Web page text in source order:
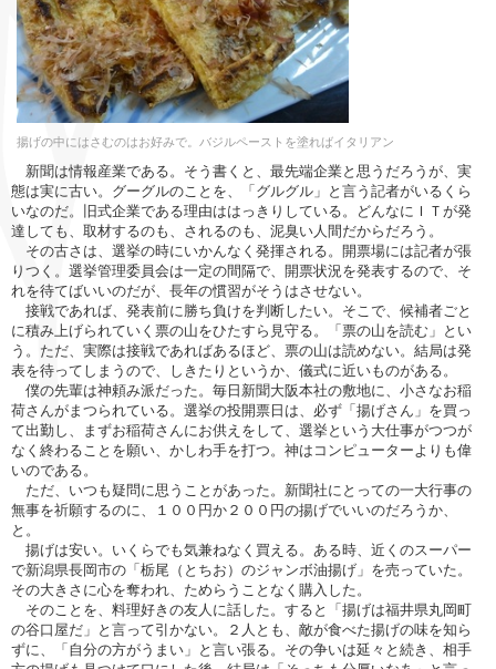
揚げの中にはさむのはお好みで。バジルペーストを塗ればイタリアン
新聞は情報産業である。そう書くと、最先端企業と思うだろうが、実
態は実に古い。グーグルのことを、「グルグル」と言う記者がいるくら
いなのだ。旧式企業である理由ははっきりしている。どんなにＩＴが発
達しても、取材するのも、されるのも、泥臭い人間だからだろう。
その古さは、選挙の時にいかんなく発揮される。開票場には記者が張
りつく。選挙管理委員会は一定の間隔で、開票状況を発表するので、そ
れを待てばいいのだが、長年の慣習がそうはさせない。
接戦であれば、発表前に勝ち負けを判断したい。そこで、候補者ごと
に積み上げられていく票の山をひたすら見守る。「票の山を読む」とい
う。ただ、実際は接戦であればあるほど、票の山は読めない。結局は発
表を待ってしまうので、しきたりというか、儀式に近いものがある。
僕の先輩は神頼み派だった。毎日新聞大阪本社の敷地に、小さなお稲
荷さんがまつられている。選挙の投開票日は、必ず「揚げさん」を買っ
て出勤し、まずお稲荷さんにお供えをして、選挙という大仕事がつつが
なく終わることを願い、かしわ手を打つ。神はコンピューターよりも偉
いのである。
ただ、いつも疑問に思うことがあった。新聞社にとっての一大行事の
無事を祈願するのに、１００円か２００円の揚げでいいのだろうか、
と。
揚げは安い。いくらでも気兼ねなく買える。ある時、近くのスーパー
で新潟県長岡市の「栃尾（とちお）のジャンボ油揚げ」を売っていた。
その大きさに心を奪われ、ためらうことなく購入した。
そのことを、料理好きの友人に話した。すると「揚げは福井県丸岡町
の谷口屋だ」と言って引かない。２人とも、敵が食べた揚げの味を知ら
ずに、「自分の方がうまい」と言い張る。その争いは延々と続き、相手